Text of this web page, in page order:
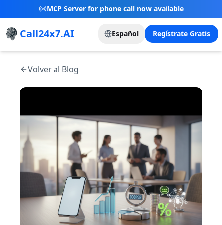
MCP Server for phone call now available
Call24x7.AI Español Regístrate Gratis
Volver al Blog